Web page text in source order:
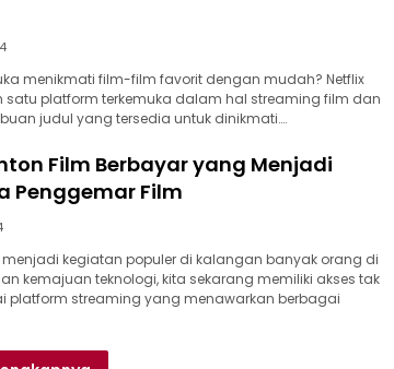
menikmati film-film favorit dengan mudah? Netflix
satu platform terkemuka dalam hal streaming film dan
judul yang tersedia untuk dinikmati….
Film Berbayar yang Menjadi
Penggemar Film
kegiatan populer di kalangan banyak orang di
kemajuan teknologi, kita sekarang memiliki akses tak
platform streaming yang menawarkan berbagai